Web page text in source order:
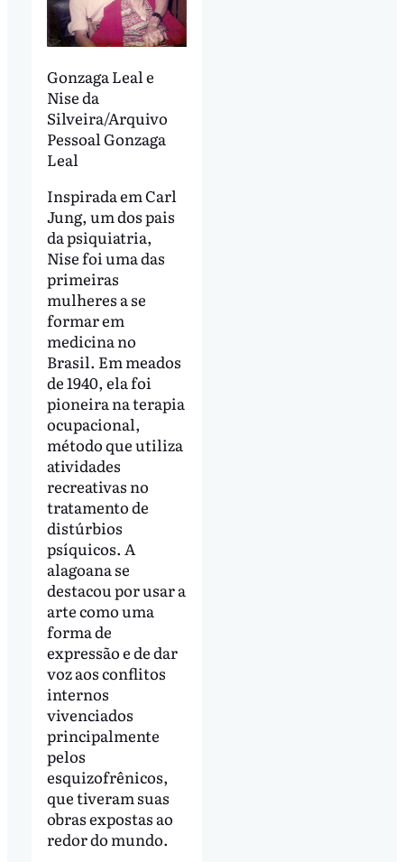
Gonzaga Leal e
Nise da
Silveira/Arquivo
Pessoal Gonzaga
Leal
Inspirada em Carl
Jung, um dos pais
da psiquiatria,
Nise foi uma das
primeiras
mulheres a se
formar em
medicina no
Brasil. Em meados
de 1940, ela foi
pioneira na terapia
ocupacional,
método que utiliza
atividades
recreativas no
tratamento de
distúrbios
psíquicos. A
alagoana se
destacou por usar a
arte como uma
forma de
expressão e de dar
voz aos conflitos
internos
vivenciados
principalmente
pelos
esquizofrênicos,
que tiveram suas
obras expostas ao
redor do mundo.